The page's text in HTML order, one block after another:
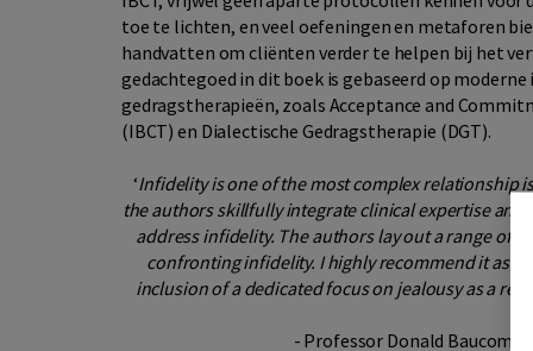
toe te lichten, en veel oefeningen en metaforen
handvatten om cliënten verder te helpen bij het
gedachtegoed in dit boek is gebaseerd op
gedragstherapieën, zoals Acceptance and
(IBCT) en Dialectische Gedragstherapie (DGT).
‘Infidelity is one of the most complex relationship
the authors skillfully integrate clinical expertise and
address infidelity. The authors lay out a range of
confronting infidelity. I highly recommend it as
inclusion of a dedicated focus on jealousy as a
- Professor Donald Baucom